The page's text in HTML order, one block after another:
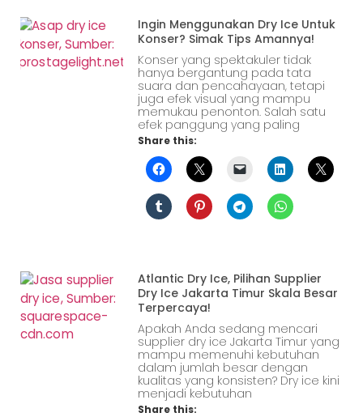
Ingin Menggunakan Dry Ice Untuk
Konser? Simak Tips Amannya!
Konser yang spektakuler tidak
hanya bergantung pada tata
suara dan pencahayaan, tetapi
juga efek visual yang mampu
memukau penonton. Salah satu
efek panggung yang paling
Share this:
Atlantic Dry Ice, Pilihan Supplier
Dry Ice Jakarta Timur Skala Besar
Terpercaya!
Apakah Anda sedang mencari
supplier dry ice Jakarta Timur yang
mampu memenuhi kebutuhan
dalam jumlah besar dengan
kualitas yang konsisten? Dry ice kini
menjadi kebutuhan
Share this: